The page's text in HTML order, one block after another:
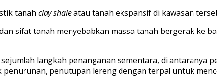
tanah clay shaleatau tanah ekspansif di kawasan
sifat tanah menyebabkan massa tanah bergerak ke
langkah penanganan sementara, di antaranya
penutupan lereng dengan terpal untuk